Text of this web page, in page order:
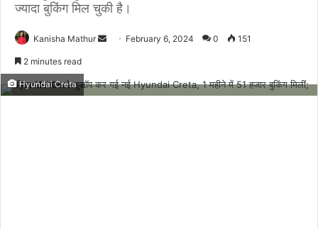
ज्यादा बुकिंग मिल चुकी है।
Kanisha Mathur
Send February 6, 2024 0 151
2 minutes read
Hyundai Creta